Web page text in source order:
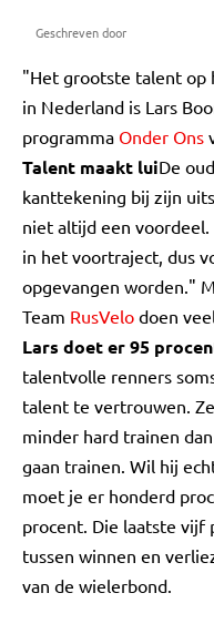
Geschreven door
"Het grootste talent op
in Nederland is Lars
programma Onder Ons
Talent maakt luiDe
kanttekening bij zijn
niet altijd een
in het voortraject, dus
opgevangen worden."
Team RusVelo doen
Lars doet er 95
talentvolle renners
talent te vertrouwen.
minder hard trainen
gaan trainen. Wil hij
moet je er honderd
procent. Die laatste vijf
tussen winnen en
van de wielerbond.